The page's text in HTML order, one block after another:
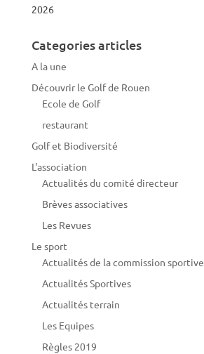
2026
Categories articles
A la une
Découvrir le Golf de Rouen
Ecole de Golf
restaurant
Golf et Biodiversité
L'association
Actualités du comité directeur
Brèves associatives
Les Revues
Le sport
Actualités de la commission sportive
Actualités Sportives
Actualités terrain
Les Equipes
Règles 2019